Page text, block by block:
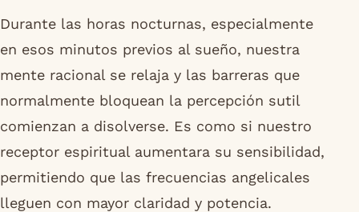
Durante las horas nocturnas, especialmente
en esos minutos previos al sueño, nuestra
mente racional se relaja y las barreras que
normalmente bloquean la percepción sutil
comienzan a disolverse. Es como si nuestro
receptor espiritual aumentara su sensibilidad,
permitiendo que las frecuencias angelicales
lleguen con mayor claridad y potencia.